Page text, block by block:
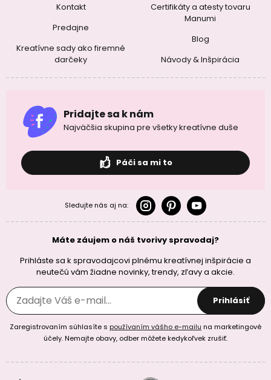
Kontakt
Predajne
Kreatívne sady ako firemné
darčeky
Certifikáty a atesty tovaru
Manumi
Blog
Návody & Inšpirácia
Pridajte sa k nám
Najväčšia skupina pre všetky kreatívne duše
Páči sa mi to
Sledujte nás aj na:
Máte záujem o náš tvorivy spravodaj?
Prihláste sa k spravodajcovi plnému kreatívnej inšpirácie a
neutečú vám žiadne novinky, trendy, zľavy a akcie.
Prihlásiť
Zaregistrovaním súhlasíte s používaním vášho e-mailu na marketingové
účely. Nemajte obavy, odber môžete kedykoľvek zrušiť.